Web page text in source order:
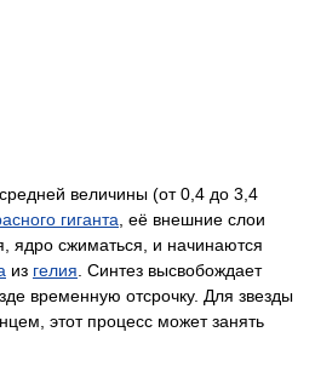
величины (от 0,4 до 3,4
гиганта , её внешние слои
ядро сжиматься, и начинаются
из гелия . Синтез высвобождает
временную отсрочку. Для звезды
этот процесс может занять